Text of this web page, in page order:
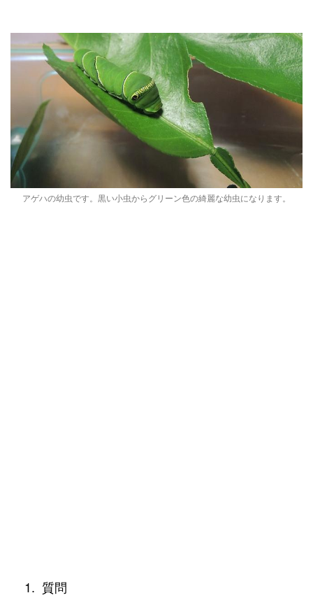
アゲハの幼虫です。黒い小虫からグリーン色の綺麗な幼虫になります。
質問